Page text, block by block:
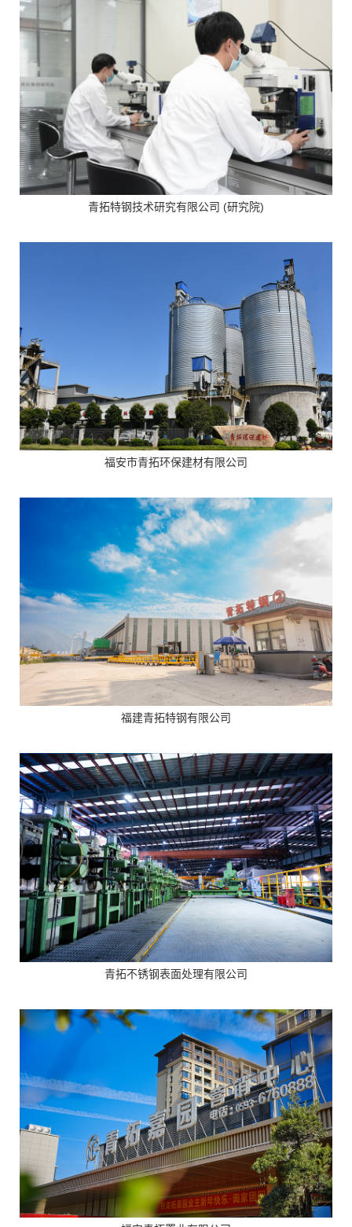
青拓特钢技术研究有限公司 (研究院)
福安市青拓环保建材有限公司
福建青拓特钢有限公司
青拓不锈钢表面处理有限公司